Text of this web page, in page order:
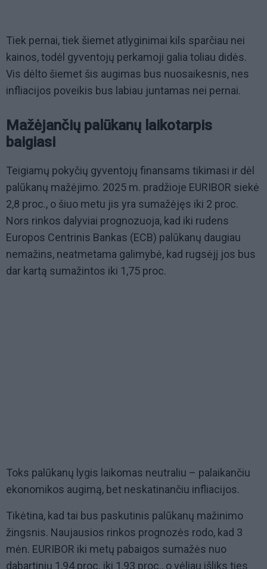
Tiek pernai, tiek šiemet atlyginimai kils sparčiau nei
kainos, todėl gyventojų perkamoji galia toliau didės.
Vis dėlto šiemet šis augimas bus nuosaikesnis, nes
infliacijos poveikis bus labiau juntamas nei pernai.
Mažėjančių palūkanų laikotarpis
baigiasi
Teigiamų pokyčių gyventojų finansams tikimasi ir dėl
palūkanų mažėjimo. 2025 m. pradžioje EURIBOR siekė
2,8 proc., o šiuo metu jis yra sumažėjęs iki 2 proc.
Nors rinkos dalyviai prognozuoja, kad iki rudens
Europos Centrinis Bankas (ECB) palūkanų daugiau
nemažins, neatmetama galimybė, kad rugsėjį jos bus
dar kartą sumažintos iki 1,75 proc.
Toks palūkanų lygis laikomas neutraliu – palaikančiu
ekonomikos augimą, bet neskatinančiu infliacijos.
Tikėtina, kad tai bus paskutinis palūkanų mažinimo
žingsnis. Naujausios rinkos prognozės rodo, kad 3
mėn. EURIBOR iki metų pabaigos sumažės nuo
dabartinių 1,94 proc. iki 1,93 proc., o vėliau išliks ties